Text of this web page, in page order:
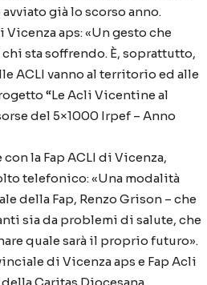
già lo scorso anno.
aps: «Un gesto che
sta soffrendo. È, soprattutto,
ACLI vanno al territorio ed alle
“Le Acli Vicentine al
del 5×1000 Irpef – Anno
la Fap ACLI di Vicenza,
telefonico: «Una modalità
della Fap, Renzo Grison – che
sia da problemi di salute, che
quale sarà il proprio futuro».
di Vicenza aps e Fap Acli